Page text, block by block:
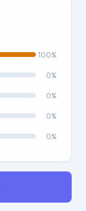
100%
0%
0%
0%
0%